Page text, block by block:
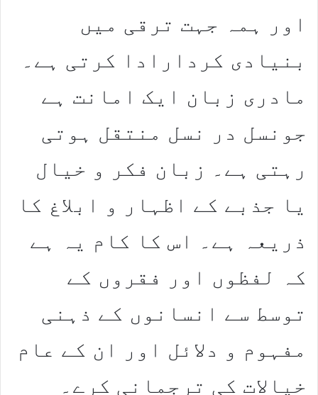
اور ہمہ جہت ترقی میں
بنیادی کردارادا کرتی ہے۔
مادری زبان ایک امانت ہے
جونسل در نسل منتقل ہوتی
رہتی ہے۔ زبان فکر و خیال
یا جذبے کے اظہار و ابلاغ کا
ذریعہ ہے۔ اس کا کام یہ ہے
کہ لفظوں اور فقروں کے
توسط سے انسانوں کے ذہنی
مفہوم و دلائل اور ان کے عام
خیالات کی ترجمانی کرے۔